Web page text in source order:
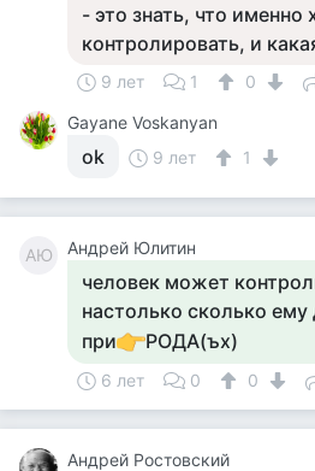
- это знать, что именно
контролировать, и
9 лет 1
0
Gayane Voskanyan
ok 9 лет 1
АЮ Андрей Юлитин
человек может
настолько сколько ему
при
РОДА(ъх)
6 лет 0 0
Андрей Ростовский